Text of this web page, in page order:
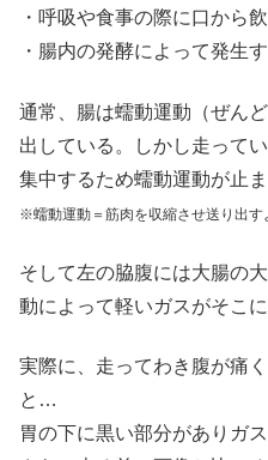
・呼吸や食事の際に口から
・腸内の発酵によって発生
通常、腸は蠕動運動（ぜん
出している。しかし走って
集中するため蠕動運動が止ま
※蠕動運動＝筋肉を収縮させ送り出す
そして左の脇腹には大腸の
動によって軽いガスがそこ
実際に、走ってわき腹が痛
と…
胃の下に黒い部分がありガ